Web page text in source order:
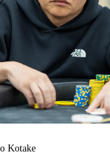
78th Shigeji Kusakabe